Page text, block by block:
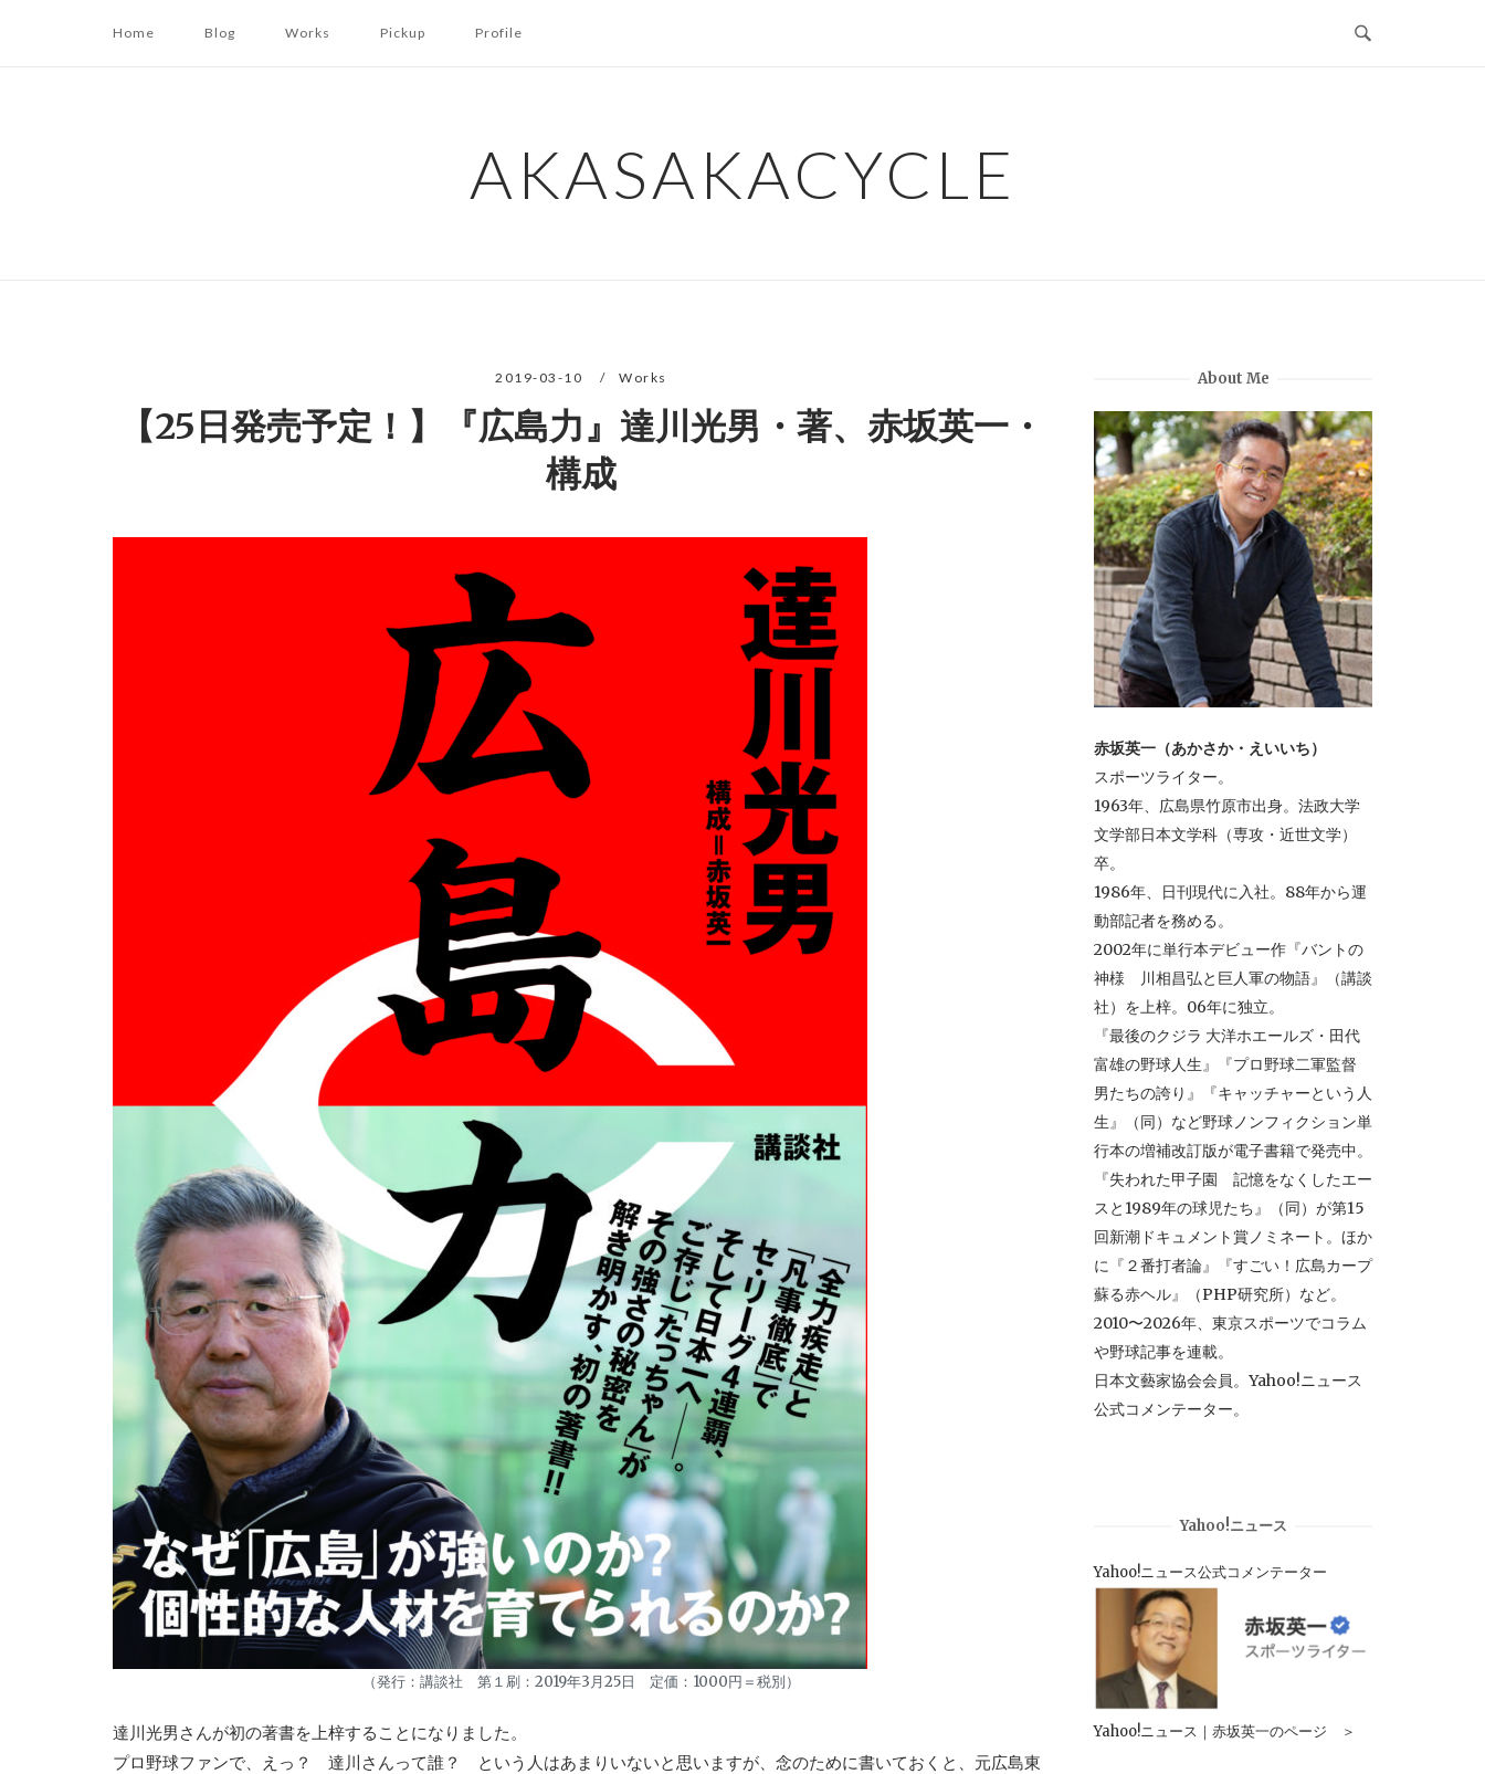
Home Blog Works Pickup Profile
AKASAKACYCLE
2019-03-10 Works
【25日発売予定！】『広島力』達川光男・著、赤坂英一・
構成
（発行：講談社 第１刷：2019年3月25日 定価：1000円＝税別）
達川光男さんが初の著書を上梓することになりました。
プロ野球ファンで、えっ？ 達川さんって誰？ という人はあまりいないと思いますが、念のために書いておくと、元広島東
About Me
赤坂英一（あかさか・えいいち）
スポーツライター。
1963年、広島県竹原市出身。法政大学
文学部日本文学科（専攻・近世文学）
卒。
1986年、日刊現代に入社。88年から運
動部記者を務める。
2002年に単行本デビュー作『バントの
神様 川相昌弘と巨人軍の物語』（講談
社）を上梓。06年に独立。
『最後のクジラ 大洋ホエールズ・田代
富雄の野球人生』『プロ野球二軍監督
男たちの誇り』『キャッチャーという人
生』（同）など野球ノンフィクション単
行本の増補改訂版が電子書籍で発売中。
『失われた甲子園 記憶をなくしたエー
スと1989年の球児たち』（同）が第15
回新潮ドキュメント賞ノミネート。ほか
に『２番打者論』『すごい！広島カープ
蘇る赤ヘル』（PHP研究所）など。
2010〜2026年、東京スポーツでコラム
や野球記事を連載。
日本文藝家協会会員。Yahoo!ニュース
公式コメンテーター。
Yahoo!ニュース
Yahoo!ニュース公式コメンテーター
Yahoo!ニュース｜赤坂英一のページ ＞